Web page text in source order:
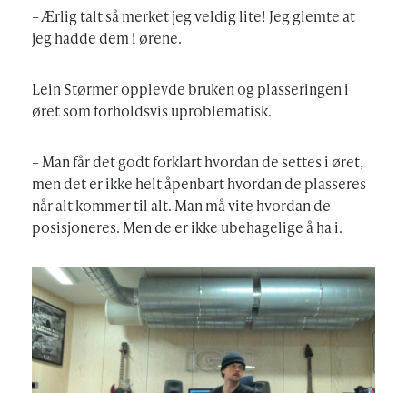
– Ærlig talt så merket jeg veldig lite! Jeg glemte at
jeg hadde dem i ørene.
Lein Størmer opplevde bruken og plasseringen i
øret som forholdsvis uproblematisk.
– Man får det godt forklart hvordan de settes i øret,
men det er ikke helt åpenbart hvordan de plasseres
når alt kommer til alt. Man må vite hvordan de
posisjoneres. Men de er ikke ubehagelige å ha i.